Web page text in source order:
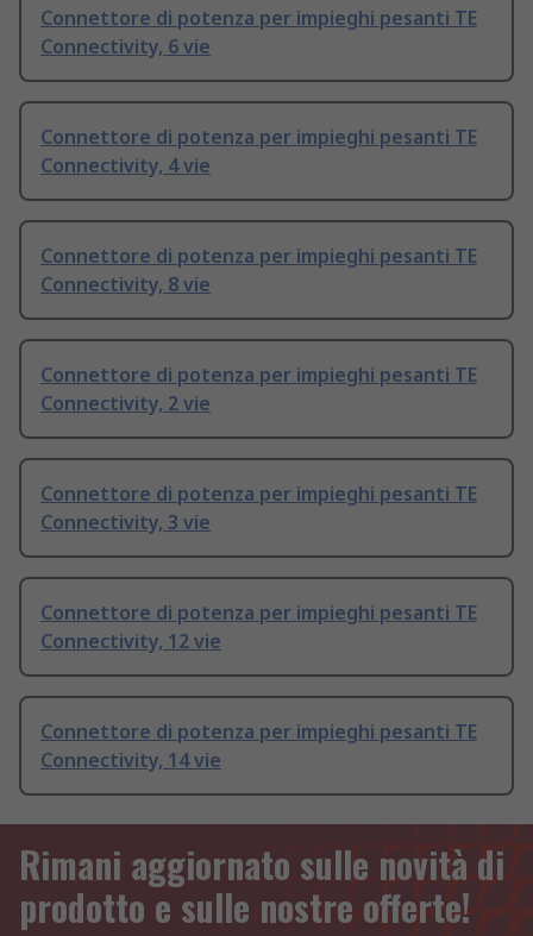
Connettore di potenza per impieghi pesanti TE
Connectivity, 6 vie
Connettore di potenza per impieghi pesanti TE
Connectivity, 4 vie
Connettore di potenza per impieghi pesanti TE
Connectivity, 8 vie
Connettore di potenza per impieghi pesanti TE
Connectivity, 2 vie
Connettore di potenza per impieghi pesanti TE
Connectivity, 3 vie
Connettore di potenza per impieghi pesanti TE
Connectivity, 12 vie
Connettore di potenza per impieghi pesanti TE
Connectivity, 14 vie
Rimani aggiornato sulle novità di
prodotto e sulle nostre offerte!